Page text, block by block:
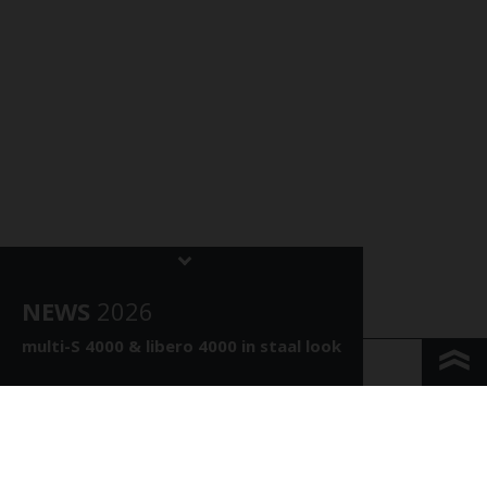
NEWS 2026
multi-S 4000 & libero 4000 in staal look